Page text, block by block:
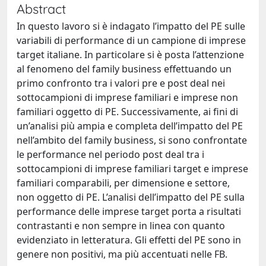
Abstract
In questo lavoro si è indagato l’impatto del PE sulle
variabili di performance di un campione di imprese
target italiane. In particolare si è posta l’attenzione
al fenomeno del family business effettuando un
primo confronto tra i valori pre e post deal nei
sottocampioni di imprese familiari e imprese non
familiari oggetto di PE. Successivamente, ai fini di
un’analisi più ampia e completa dell’impatto del PE
nell’ambito del family business, si sono confrontate
le performance nel periodo post deal tra i
sottocampioni di imprese familiari target e imprese
familiari comparabili, per dimensione e settore,
non oggetto di PE. L’analisi dell’impatto del PE sulla
performance delle imprese target porta a risultati
contrastanti e non sempre in linea con quanto
evidenziato in letteratura. Gli effetti del PE sono in
genere non positivi, ma più accentuati nelle FB.